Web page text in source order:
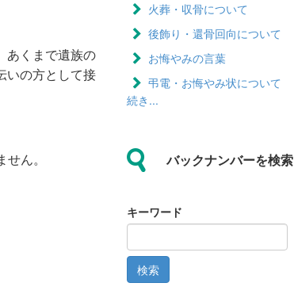
あくまで遺族の
いの方として接
ん。
火葬・収骨について
後飾り・還骨回向について
お悔やみの言葉
弔電・お悔やみ状について
続き...
バックナンバーを検索
キーワード
検索